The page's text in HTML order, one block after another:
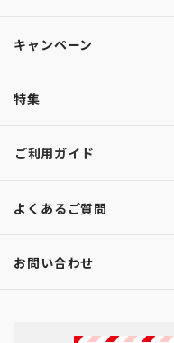
キャンペーン
特集
ご利用ガイド
よくあるご質問
お問い合わせ